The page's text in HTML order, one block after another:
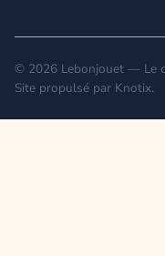
© 2026 Lebonjouet — Le
Site propulsé par Knotix.